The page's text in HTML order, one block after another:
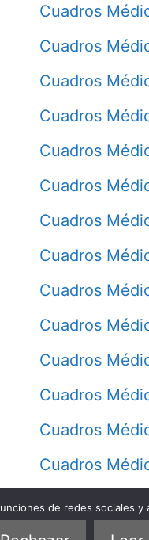
Cuadros
Cuadros
Cuadros
Cuadros
Cuadros
Cuadros
Cuadros
Cuadros
Cuadros
Cuadros
Cuadros
Cuadros
Cuadros
Cuadros
de privacidad Política
de redes sociales